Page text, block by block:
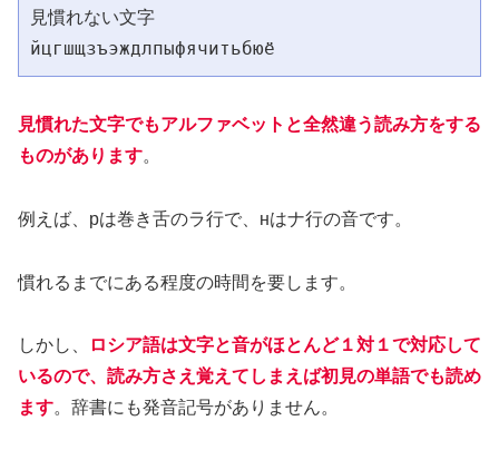
見慣れない文字
йцгшщзъэждлпыфячитьбюё
見慣れた文字でもアルファベットと全然違う読み方をする
ものがあります。
例えば、рは巻き舌のラ行で、нはナ行の音です。
慣れるまでにある程度の時間を要します。
しかし、
ロシア語は文字と音がほとんど１対１で対応して
いるので、読み方さえ覚えてしまえば初見の単語でも読め
ます。辞書にも発音記号がありません。